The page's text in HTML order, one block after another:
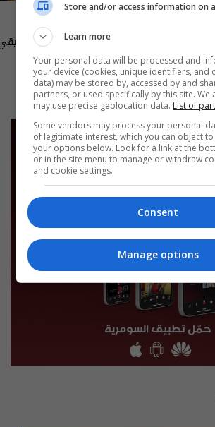
الى ١٤ آب ٢٠٢٦ | 2026
13:00 | 2026-08-06
Store and/or access information on
Learn more
Your personal data will be processed and
your device (cookies, unique identifiers, and
data) may be stored by, accessed by and
partners, or used specifically by this site.
may use precise geolocation data. List of
Some vendors may process your personal
of legitimate interest, which you can object
your options below. Look for a link at the
or in the site menu to manage or withdraw
and cookie settings.
Consent
Manage options